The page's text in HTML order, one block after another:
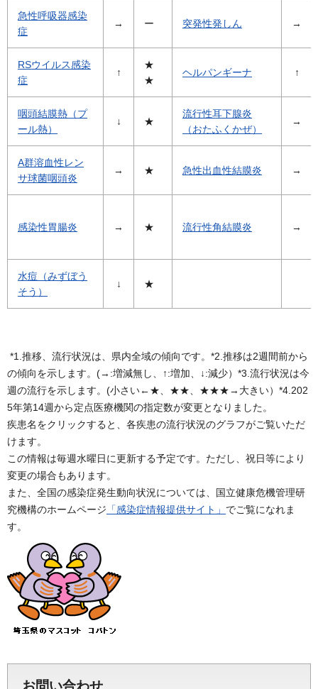
急性呼吸器感染
症
→ ー 突発性発しん →
RSウイルス感染
症
↑
★
★
ヘルパンギーナ ↑
咽頭結膜熱（プ
ール熱）
↓ ★
流行性耳下腺炎
（おたふくかぜ）
→
A群溶血性レン
サ球菌咽頭炎
→ ★ 急性出血性結膜炎 →
感染性胃腸炎 → ★ 流行性角結膜炎 →
水痘（みずぼう
そう）
↓ ★
*1.推移、流行状況は、県内全域の傾向です。*2.推移は2週間前から
の傾向を示します。(→:増減無し、↑:増加、↓:減少）*3.流行状況は今
週の流行を示します。(小さい←★、★★、★★★→大きい）*4.202
5年第14週から定点医療機関の指定数が変更となりました。
疾患名をクリックすると、各疾患の流行状況のグラフがご覧いただ
けます。
この情報は毎週水曜日に更新する予定です。ただし、祝日等により
変更の場合もあります。
また、全国の感染症発生動向状況については、国立健康危機管理研
究機構のホームページ 「感染症情報提供サイト」 でご覧になれま
す。